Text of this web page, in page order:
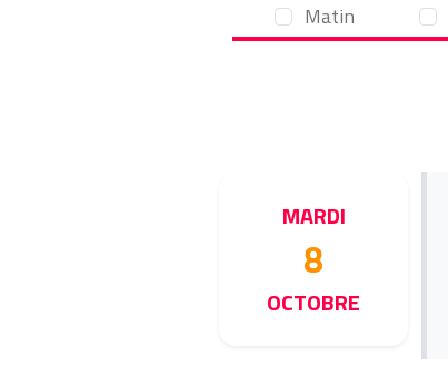
Matin
MARDI
8
OCTOBRE